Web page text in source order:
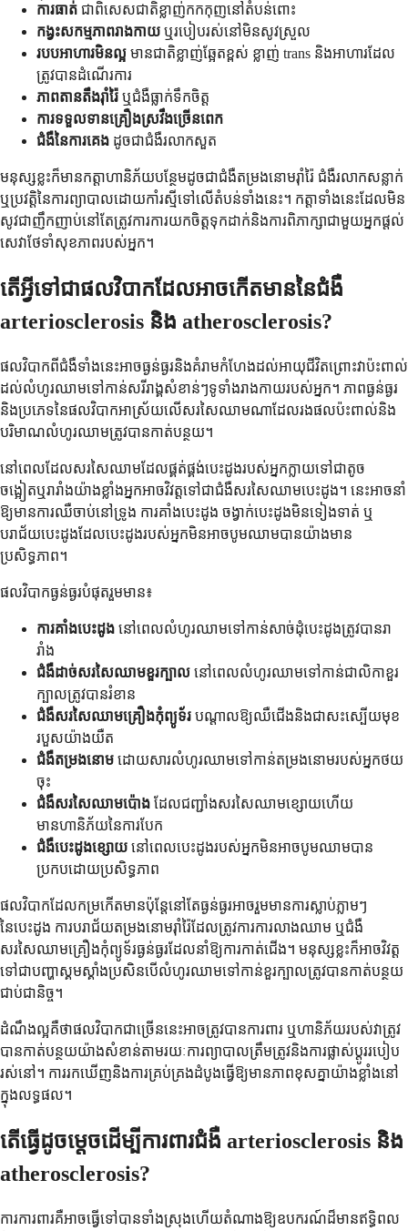
ការធាត់ ជាពិសេស​ជាតិខ្លាញ់​កកកុញ​នៅ​តំបន់​ពោះ
កង្វះ​សកម្មភាព​រាងកាយ ឬរបៀបរស់នៅមិនសូវស្រួល
របបអាហារមិនល្អ មានជាតិខ្លាញ់ឆ្អែតខ្ពស់ ខ្លាញ់ trans និងអាហារដែល
ត្រូវបានដំណើរការ
ភាពតានតឹងរ៉ាំរ៉ៃ ឬជំងឺធ្លាក់ទឹកចិត្ត
ការទទួលទានគ្រឿងស្រវឹងច្រើនពេក
ជំងឺនៃការគេង ដូចជាជំងឺរលាកសួត
មនុស្សខ្លះក៏មានកត្តាហានិភ័យបន្ថែមដូចជាជំងឺតម្រងនោមរ៉ាំរ៉ៃ ជំងឺរលាកសន្លាក់
ឬប្រវត្តិនៃការព្យាបាលដោយកាំរស្មីទៅលើតំបន់ទាំងនេះ។ កត្តាទាំងនេះដែលមិន
សូវជាញឹកញាប់នៅតែត្រូវការការយកចិត្តទុកដាក់និងការពិភាក្សាជាមួយអ្នកផ្តល់
សេវាថែទាំសុខភាពរបស់អ្នក។
តើអ្វីទៅជាផលវិបាកដែលអាចកើតមាននៃជំងឺ
arteriosclerosis និង atherosclerosis?
ផលវិបាកពីជំងឺទាំងនេះអាចធ្ងន់ធ្ងរនិងគំរាមកំហែងដល់អាយុជីវិតព្រោះវាប៉ះពាល់
ដល់លំហូរឈាមទៅកាន់សរីរាង្គសំខាន់ៗទូទាំងរាងកាយរបស់អ្នក។ ភាពធ្ងន់ធ្ងរ
និងប្រភេទនៃផលវិបាកអាស្រ័យលើសរសៃឈាមណាដែលរងផលប៉ះពាល់និង
បរិមាណលំហូរឈាមត្រូវបានកាត់បន្ថយ។
នៅពេលដែលសរសៃឈាមដែលផ្គត់ផ្គង់បេះដូងរបស់អ្នកក្លាយទៅជាតូច
ចង្អៀតឬរារាំងយ៉ាងខ្លាំងអ្នកអាចវិវត្តទៅជាជំងឺសរសៃឈាមបេះដូង។ នេះអាចនាំ
ឱ្យមានការឈឺចាប់នៅទ្រូង ការគាំងបេះដូង ចង្វាក់បេះដូងមិនទៀងទាត់ ឬ
បរាជ័យបេះដូងដែលបេះដូងរបស់អ្នកមិនអាចបូមឈាមបានយ៉ាងមាន
ប្រសិទ្ធភាព។
ផលវិបាកធ្ងន់ធ្ងរបំផុតរួមមាន៖
ការគាំងបេះដូង នៅពេលលំហូរឈាមទៅកាន់សាច់ដុំបេះដូងត្រូវបានរា
រាំង
ជំងឺដាច់សរសៃឈាមខួរក្បាល នៅពេលលំហូរឈាមទៅកាន់ជាលិកាខួរ
ក្បាលត្រូវបានរំខាន
ជំងឺសរសៃឈាមគ្រឿងកុំព្យូទ័រ បណ្តាលឱ្យឈឺជើងនិងជាសះស្បើយមុខ
របួសយ៉ាងយឺត
ជំងឺតម្រងនោម ដោយសារលំហូរឈាមទៅកាន់តម្រងនោមរបស់អ្នកថយ
ចុះ
ជំងឺសរសៃឈាមប៉ោង ដែលជញ្ជាំងសរសៃឈាមខ្សោយហើយ
មានហានិភ័យនៃការបែក
ជំងឺបេះដូងខ្សោយ នៅពេលបេះដូងរបស់អ្នកមិនអាចបូមឈាមបាន
ប្រកបដោយប្រសិទ្ធភាព
ផលវិបាកដែលកម្រកើតមានប៉ុន្តែនៅតែធ្ងន់ធ្ងរអាចរួមមានការស្លាប់ភ្លាមៗ
នៃបេះដូង ការបរាជ័យតម្រងនោមរ៉ាំរ៉ៃដែលត្រូវការការលាងឈាម ឬជំងឺ
សរសៃឈាមគ្រឿងកុំព្យូទ័រធ្ងន់ធ្ងរដែលនាំឱ្យការកាត់ជើង។ មនុស្សខ្លះក៏អាចវិវត្ត
ទៅជាបញ្ហាស្គមស្គាំងប្រសិនបើលំហូរឈាមទៅកាន់ខួរក្បាលត្រូវបានកាត់បន្ថយ
ជាប់ជានិច្ច។
ដំណឹងល្អគឺថាផលវិបាកជាច្រើននេះអាចត្រូវបានការពារ ឬហានិភ័យរបស់វាត្រូវ
បានកាត់បន្ថយយ៉ាងសំខាន់តាមរយៈការព្យាបាលត្រឹមត្រូវនិងការផ្លាស់ប្តូររបៀប
រស់នៅ។ ការរកឃើញនិងការគ្រប់គ្រងដំបូងធ្វើឱ្យមានភាពខុសគ្នាយ៉ាងខ្លាំងនៅ
ក្នុងលទ្ធផល។
តើធ្វើដូចម្តេចដើម្បីការពារជំងឺ arteriosclerosis និង
atherosclerosis?
ការការពារគឺអាចធ្វើទៅបានទាំងស្រុងហើយតំណាងឱ្យឧបករណ៍ដ៏មានឥទ្ធិពល